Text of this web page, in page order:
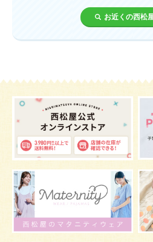
あせも 汗
適切温度 帽子 授乳
ベビー服 小学生 家族写真
改善 枕
グッズ お七夜 お宮参り
肌 抱っこ スキンケア
マタニティウェア おしゃぶり
夜間断乳 お風呂 嫌がる
お近くの西松